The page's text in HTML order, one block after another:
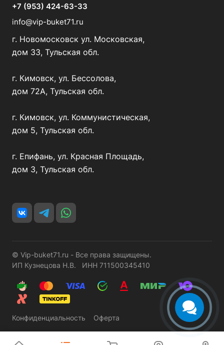
+7 (953) 424-63-33
info@vip-buket71.ru
г. Новомосковск ул. Московская,
дом 33, Тульская обл.
г. Кимовск, ул. Бессолова,
дом 72А, Тульская обл.
г. Кимовск, ул. Коммунистическая,
дом 5, Тульская обл.
г. Епифань, ул. Красная Площадь,
дом 3, Тульская обл.
© Vip-buket71.ru - Все права защищены.
ИП Кузнецова Н.В. ИНН 711500345410
Конфиденциальность Оферта